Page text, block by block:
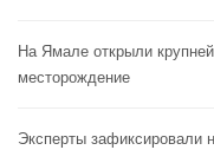
На Ямале открыли
месторождение
Эксперты зафиксировали